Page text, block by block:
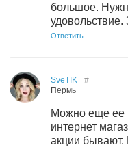
большое.
удовольствие.
Ответить
SveTIK
Пермь
#
Можно еще ее
интернет
акции бывают.